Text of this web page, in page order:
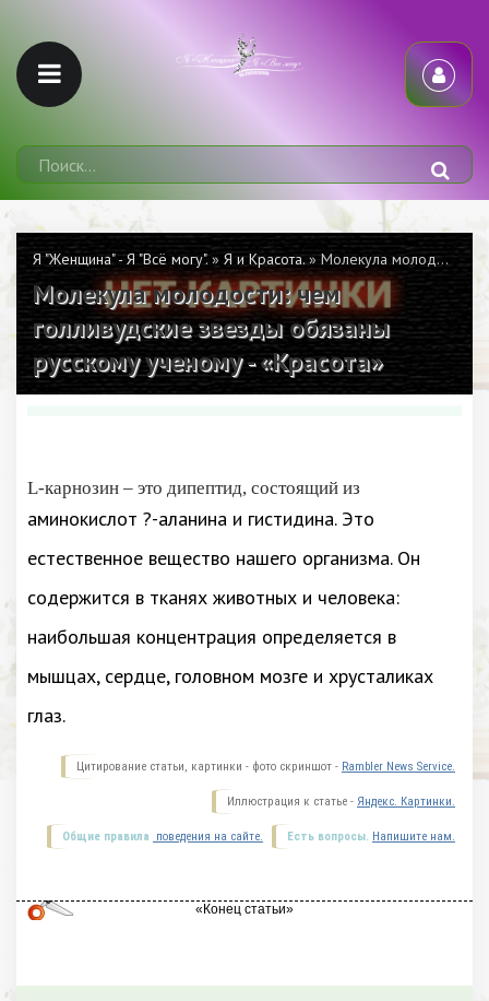
Я "Женщина" - Я "Всё могу".» Я и Красота.» Молекула молодости: чем голливудские звезды обязаны русскому ученому - «Красота»
Молекула молодости: чем
голливудские звезды обязаны
русскому ученому - «Красота»
L-карнозин – это дипептид, состоящий из
аминокислот ?-аланина и гистидина. Это
естественное вещество нашего организма. Он
содержится в тканях животных и человека:
наибольшая концентрация определяется в
мышцах, сердце, головном мозге и хрусталиках
глаз.
Цитирование статьи, картинки - фото скриншот - Rambler News Service.
Иллюстрация к статье - Яндекс. Картинки.
Есть вопросы. Напишите нам.
Общие правила поведения на сайте.